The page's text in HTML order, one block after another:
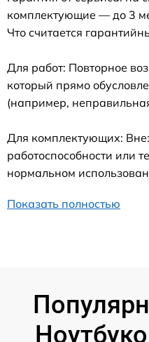
комплектующие — до 3
Что считается
Для работ: Повторное
который прямо
(например,
Для комплектующих:
работоспособности или
нормальном
Показать полностью